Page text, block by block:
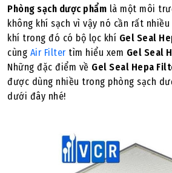
Phòng sạch dược phẩm là một môi
không khí sạch vì vậy nó cần rất
khí trong đó có bộ lọc khí Gel Seal
cùng Air Filter tìm hiểu xem Gel Seal
Những đặc điểm về Gel Seal Hepa
được dùng nhiều trong phòng sạch
dưới đây nhé!